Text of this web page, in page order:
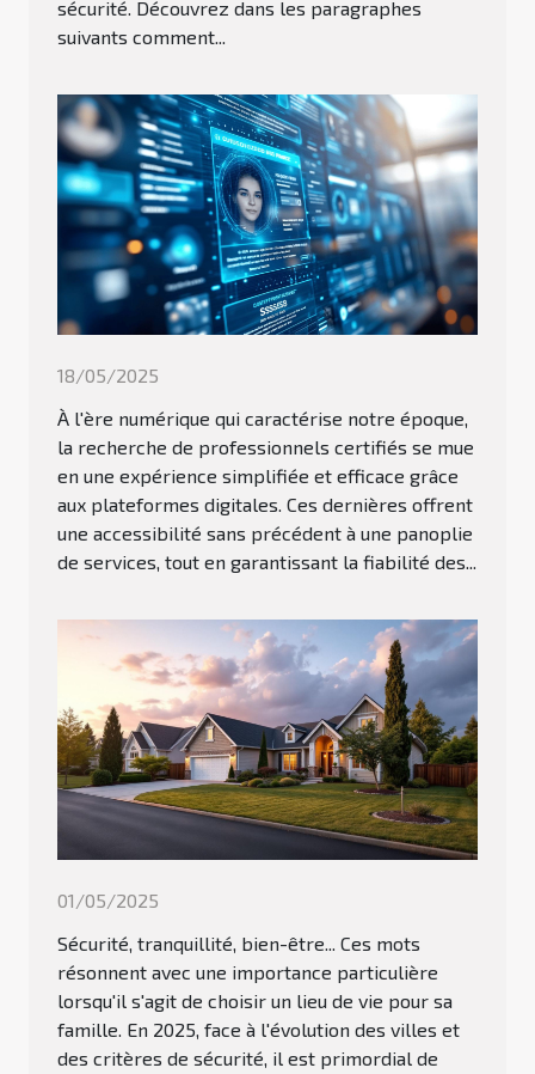
sécurité. Découvrez dans les paragraphes
suivants comment...
18/05/2025
À l'ère numérique qui caractérise notre époque,
la recherche de professionnels certifiés se mue
en une expérience simplifiée et efficace grâce
aux plateformes digitales. Ces dernières offrent
une accessibilité sans précédent à une panoplie
de services, tout en garantissant la fiabilité des...
01/05/2025
Sécurité, tranquillité, bien-être... Ces mots
résonnent avec une importance particulière
lorsqu'il s'agit de choisir un lieu de vie pour sa
famille. En 2025, face à l'évolution des villes et
des critères de sécurité, il est primordial de